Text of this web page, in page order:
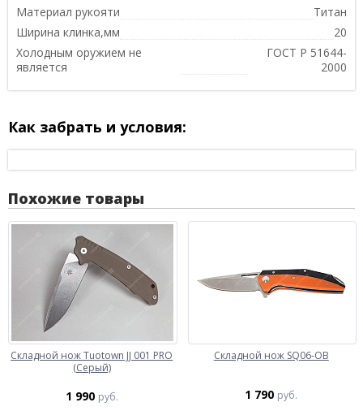
Материал рукояти
Титан
Ширина клинка,мм
20
Холодным оружием не
является
ГОСТ Р 51644-
2000
Как забрать и условия:
Похожие товары
Складной нож Tuotown JJ 001 PRO
(Серый)
1 990 руб.
Складной нож SQ06-OB
1 790 руб.